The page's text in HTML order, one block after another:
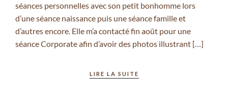
séances personnelles avec son petit bonhomme lors
d’une séance naissance puis une séance famille et
d’autres encore. Elle m’a contacté fin août pour une
séance Corporate afin d’avoir des photos illustrant […]
LIRE LA SUITE